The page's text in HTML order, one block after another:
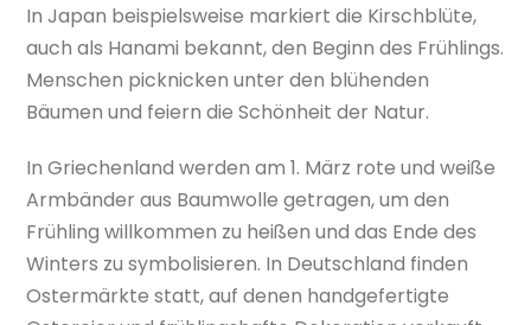
In Japan beispielsweise markiert die Kirschblüte,
auch als Hanami bekannt, den Beginn des Frühlings.
Menschen picknicken unter den blühenden
Bäumen und feiern die Schönheit der Natur.
In Griechenland werden am 1. März rote und weiße
Armbänder aus Baumwolle getragen, um den
Frühling willkommen zu heißen und das Ende des
Winters zu symbolisieren. In Deutschland finden
Ostermärkte statt, auf denen handgefertigte